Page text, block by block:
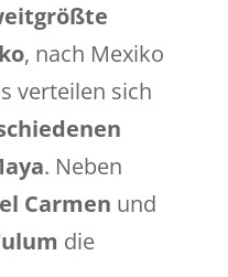
, nach Mexiko
verteilen sich
. Neben
Carmen und
die